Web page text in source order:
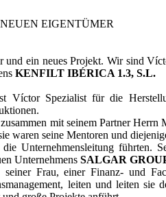
EIGENTÜMER
und ein neues Projekt. Wir sind
KENFILT IBÉRICA 1.3, S.L.
Víctor Spezialist für die
mit seinem Partner Herrn
waren seine Mentoren und
Unternehmensleitung führten.
Unternehmens SALGAR
seiner Frau, einer Finanz- und
leiten und leiten sie